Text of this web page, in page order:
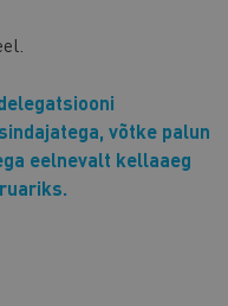
võtke palun
eelnevalt kellaaeg